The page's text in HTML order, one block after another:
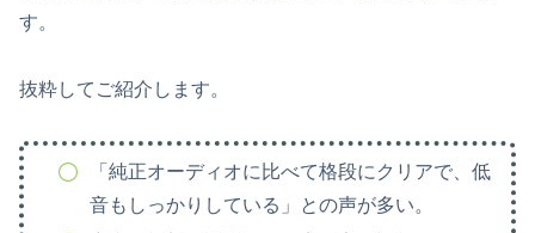
す。
抜粋してご紹介します。
「純正オーディオに比べて格段にクリアで、低
音もしっかりしている」との声が多い。